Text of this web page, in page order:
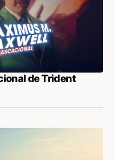
de Trident